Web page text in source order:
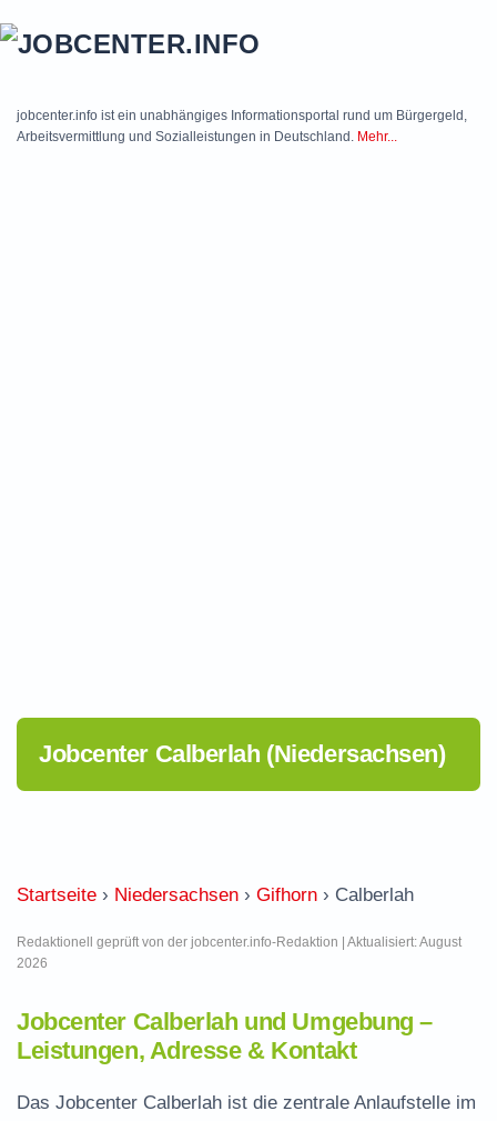
jobcenter.info ist ein unabhängiges Informationsportal rund um Bürgergeld,
Arbeitsvermittlung und Sozialleistungen in Deutschland. Mehr...
Jobcenter Calberlah (Niedersachsen)
Startseite › Niedersachsen › Gifhorn › Calberlah
Redaktionell geprüft von der jobcenter.info-Redaktion | Aktualisiert: August
2026
Jobcenter Calberlah und Umgebung –
Leistungen, Adresse & Kontakt
Das Jobcenter Calberlah ist die zentrale Anlaufstelle im